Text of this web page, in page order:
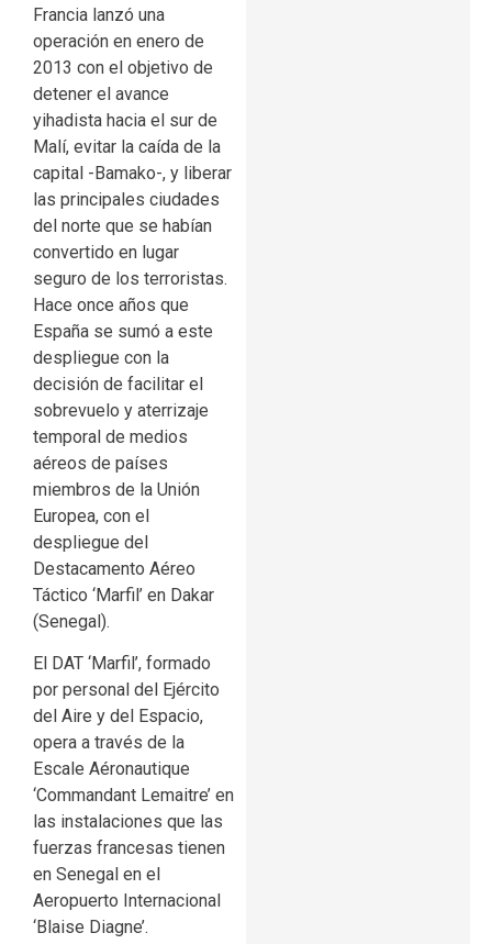
Francia lanzó una
operación en enero de
2013 con el objetivo de
detener el avance
yihadista hacia el sur de
Malí, evitar la caída de la
capital -Bamako-, y liberar
las principales ciudades
del norte que se habían
convertido en lugar
seguro de los terroristas.
Hace once años que
España se sumó a este
despliegue con la
decisión de facilitar el
sobrevuelo y aterrizaje
temporal de medios
aéreos de países
miembros de la Unión
Europea, con el
despliegue del
Destacamento Aéreo
Táctico ‘Marfil’ en Dakar
(Senegal).
El DAT ‘Marfil’, formado
por personal del Ejército
del Aire y del Espacio,
opera a través de la
Escale Aéronautique
‘Commandant Lemaitre’ en
las instalaciones que las
fuerzas francesas tienen
en Senegal en el
Aeropuerto Internacional
‘Blaise Diagne’.